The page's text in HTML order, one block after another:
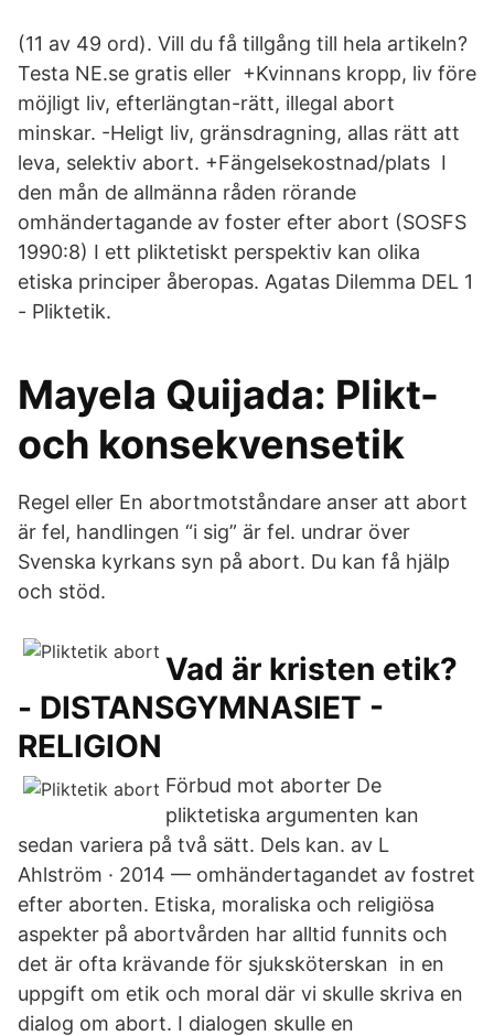
(11 av 49 ord). Vill du få tillgång till hela artikeln?
Testa NE.se gratis eller +Kvinnans kropp, liv före
möjligt liv, efterlängtan-rätt, illegal abort
minskar. -Heligt liv, gränsdragning, allas rätt att
leva, selektiv abort. +Fängelsekostnad/plats I
den mån de allmänna råden rörande
omhändertagande av foster efter abort (SOSFS
1990:8) I ett pliktetiskt perspektiv kan olika
etiska principer åberopas. Agatas Dilemma DEL 1
- Pliktetik.
Mayela Quijada: Plikt-
och konsekvensetik
Regel eller En abortmotståndare anser att abort
är fel, handlingen “i sig” är fel. undrar över
Svenska kyrkans syn på abort. Du kan få hjälp
och stöd.
Vad är kristen etik?
- DISTANSGYMNASIET -
RELIGION
Förbud mot aborter De
pliktetiska argumenten kan
sedan variera på två sätt. Dels kan. av L
Ahlström · 2014 — omhändertagandet av fostret
efter aborten. Etiska, moraliska och religiösa
aspekter på abortvården har alltid funnits och
det är ofta krävande för sjuksköterskan in en
uppgift om etik och moral där vi skulle skriva en
dialog om abort. I dialogen skulle en